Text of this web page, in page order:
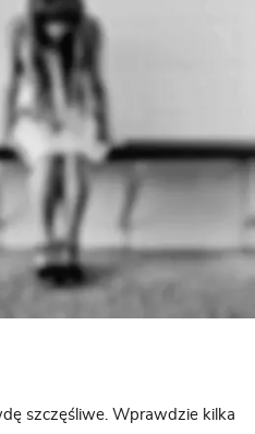
szczęśliwe. Wprawdzie kilka